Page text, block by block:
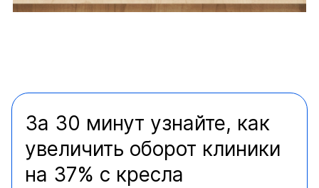
За 30 минут узнайте, как
увеличить оборот клиники
на 37% с кресла